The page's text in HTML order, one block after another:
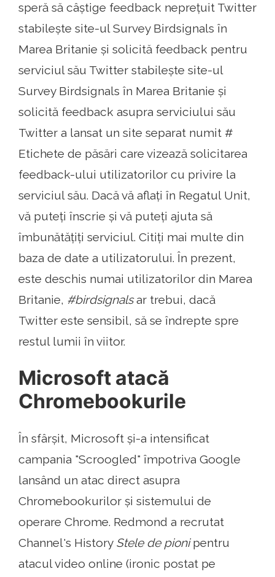
speră să câștige feedback neprețuit Twitter
stabilește site-ul Survey Birdsignals în
Marea Britanie și solicită feedback pentru
serviciul său Twitter stabilește site-ul
Survey Birdsignals în Marea Britanie și
solicită feedback asupra serviciului său
Twitter a lansat un site separat numit #
Etichete de păsări care vizează solicitarea
feedback-ului utilizatorilor cu privire la
serviciul său. Dacă vă aflați în Regatul Unit,
vă puteți înscrie și vă puteți ajuta să
îmbunătățiți serviciul. Citiți mai multe din
baza de date a utilizatorului. În prezent,
este deschis numai utilizatorilor din Marea
Britanie, #birdsignalsar trebui, dacă
Twitter este sensibil, să se îndrepte spre
restul lumii în viitor.
Microsoft atacă
Chromebookurile
În sfârșit, Microsoft și-a intensificat
campania "Scroogled" împotriva Google
lansând un atac direct asupra
Chromebookurilor și sistemului de
operare Chrome. Redmond a recrutat
Channel's History Stele de pionipentru
atacul video online (ironic postat pe